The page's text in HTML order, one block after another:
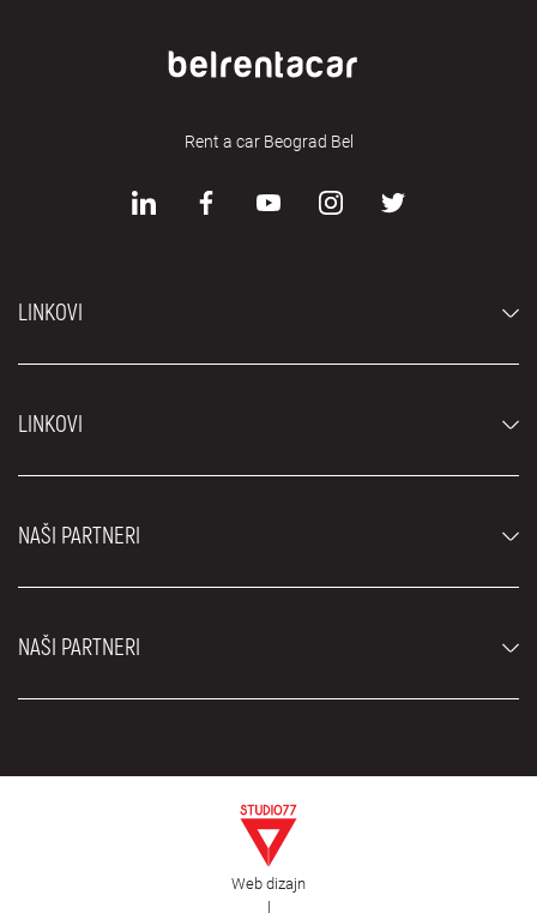
Rent a car Beograd Bel
LINKOVI
Luksuzni automobili
Cene
LINKOVI
Blog
O nama
NAŠI PARTNERI
Rent a car Beograd Royal
NAŠI PARTNERI
EDePro
Web dizajn
|